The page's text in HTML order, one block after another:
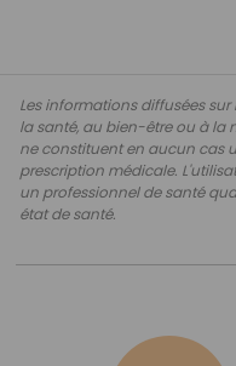
Les informations diffusées
la santé, au bien-être ou à la
ne constituent en aucun cas
prescription médicale.
un professionnel de santé
état de santé.